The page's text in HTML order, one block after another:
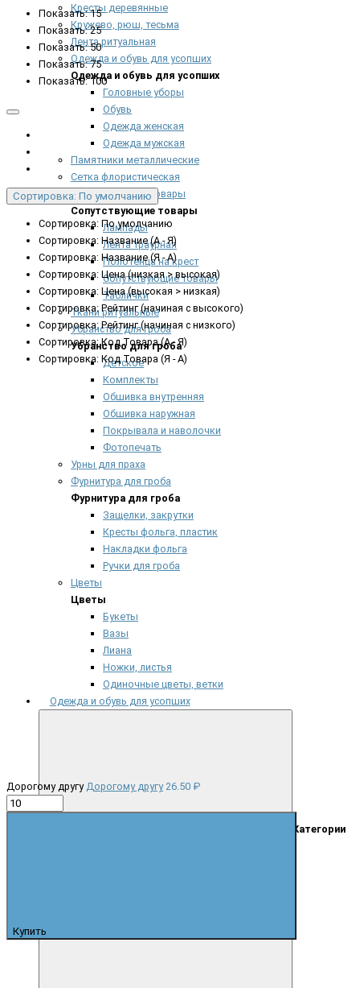
Кресты деревянные
Кружево, рюш, тесьма
Лента ритуальная
Одежда и обувь для усопших
Одежда и обувь для усопших
Головные уборы
Обувь
Одежда женская
Одежда мужская
Памятники металлические
Сетка флористическая
Сопутствующие товары
Сопутствующие товары
Лампады
Лента траурная
Полотенца на крест
Сопутствующие товары
Таблички
Ткани ритуальные
Убранство для гроба
Убранство для гроба
Детское
Комплекты
Обшивка внутренняя
Обшивка наружная
Покрывала и наволочки
Фотопечать
Урны для праха
Фурнитура для гроба
Фурнитура для гроба
Защелки, закрутки
Кресты фольга, пластик
Накладки фольга
Ручки для гроба
Цветы
Цветы
Букеты
Вазы
Лиана
Ножки, листья
Одиночные цветы, ветки
Одежда и обувь для усопших
Категории
Показать: 15
Показать: 25
Показать: 50
Показать: 75
Показать: 100
Сортировка: По умолчанию
Сортировка: По умолчанию
Сортировка: Название (А - Я)
Сортировка: Название (Я - А)
Сортировка: Цена (низкая > высокая)
Сортировка: Цена (высокая > низкая)
Сортировка: Рейтинг (начиная с высокого)
Сортировка: Рейтинг (начиная с низкого)
Сортировка: Код Товара (А - Я)
Сортировка: Код Товара (Я - А)
Дорогому другу Дорогому другу 26.50 ₽
Купить